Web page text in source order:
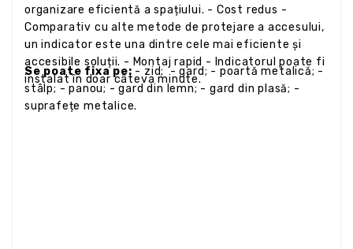
organizare eficientă a spațiului. - Cost redus -
Comparativ cu alte metode de protejare a accesului,
un indicator este una dintre cele mai eficiente și
accesibile soluții. - Montaj rapid - Indicatorul poate fi
instalat în doar câteva minute.
Se poate fixa pe: - zid; - gard; - poartă metalică; -
stâlp; - panou; - gard din lemn; - gard din plasă; -
suprafețe metalice.